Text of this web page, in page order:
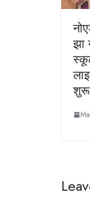
झा
शुरू